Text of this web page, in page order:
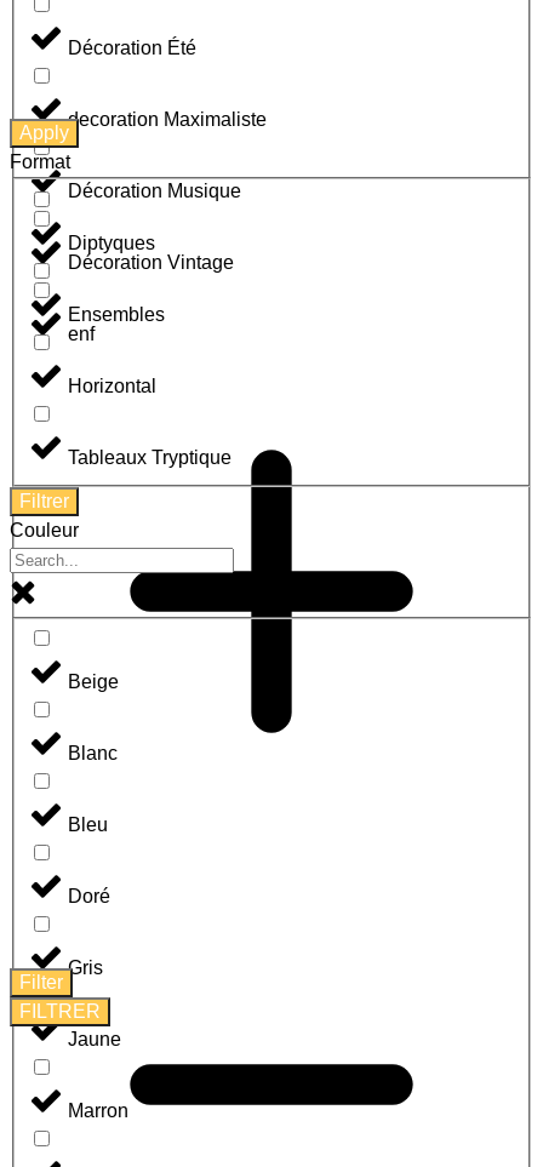
Décoration Été
decoration Maximaliste
Décoration Musique
Décoration Vintage
enf
Apply
Format
Diptyques
Ensembles
Horizontal
Tableaux Tryptique
Filtrer
Couleur
Beige
Blanc
Bleu
Doré
Gris
Jaune
Marron
Filter
FILTRER